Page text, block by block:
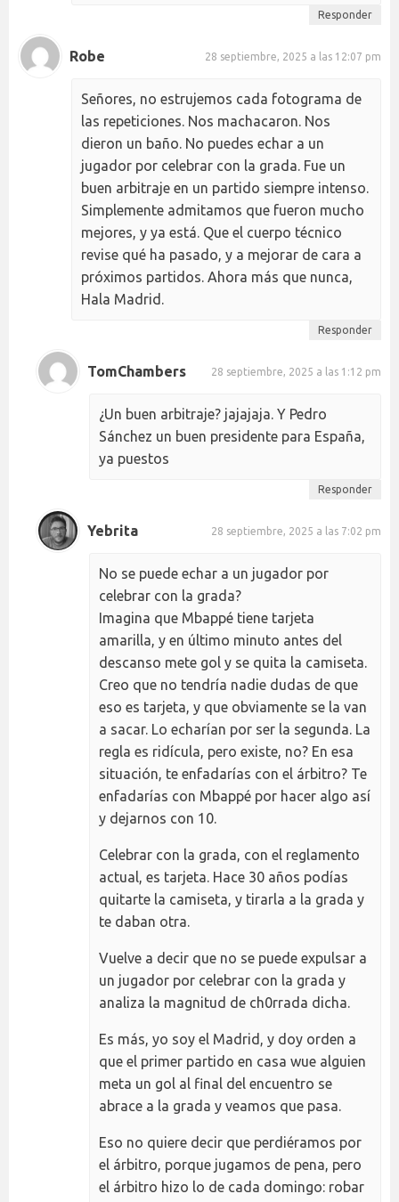
Responder
Robe 28 septiembre, 2025 a las 12:07 pm
Señores, no estrujemos cada fotograma de
las repeticiones. Nos machacaron. Nos
dieron un baño. No puedes echar a un
jugador por celebrar con la grada. Fue un
buen arbitraje en un partido siempre intenso.
Simplemente admitamos que fueron mucho
mejores, y ya está. Que el cuerpo técnico
revise qué ha pasado, y a mejorar de cara a
próximos partidos. Ahora más que nunca,
Hala Madrid.
Responder
TomChambers 28 septiembre, 2025 a las 1:12 pm
¿Un buen arbitraje? jajajaja. Y Pedro
Sánchez un buen presidente para España,
ya puestos
Responder
Yebrita 28 septiembre, 2025 a las 7:02 pm
No se puede echar a un jugador por
celebrar con la grada?
Imagina que Mbappé tiene tarjeta
amarilla, y en último minuto antes del
descanso mete gol y se quita la camiseta.
Creo que no tendría nadie dudas de que
eso es tarjeta, y que obviamente se la van
a sacar. Lo echarían por ser la segunda. La
regla es ridícula, pero existe, no? En esa
situación, te enfadarías con el árbitro? Te
enfadarías con Mbappé por hacer algo así
y dejarnos con 10.
Celebrar con la grada, con el reglamento
actual, es tarjeta. Hace 30 años podías
quitarte la camiseta, y tirarla a la grada y
te daban otra.
Vuelve a decir que no se puede expulsar a
un jugador por celebrar con la grada y
analiza la magnitud de ch0rrada dicha.
Es más, yo soy el Madrid, y doy orden a
que el primer partido en casa wue alguien
meta un gol al final del encuentro se
abrace a la grada y veamos que pasa.
Eso no quiere decir que perdiéramos por
el árbitro, porque jugamos de pena, pero
el árbitro hizo lo de cada domingo: robar